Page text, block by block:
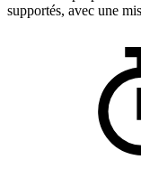
supportés, avec une